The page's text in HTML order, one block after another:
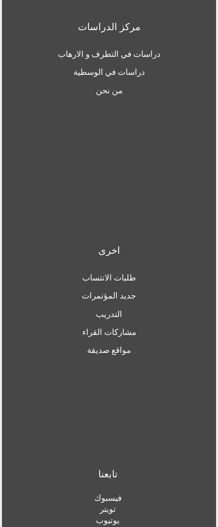
مركز الدراسات
دراسات في التطرف و الارهاب
دراسات في الوسطية
من نحن
اخرى
طلبات الانتساب
جديد المؤتمرات
التدريب
مشاركات القراء
مواقع صديقة
تابعنا
فيسبوك
تويتر
يوتيوب